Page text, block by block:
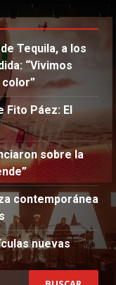
Tequila, a los
“Vivimos
Fito Páez: El
sobre la
contemporánea
nuevas